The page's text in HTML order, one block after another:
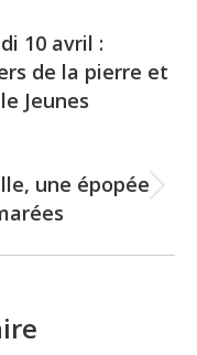
10 avril :
de la pierre et
Jeunes
une épopée